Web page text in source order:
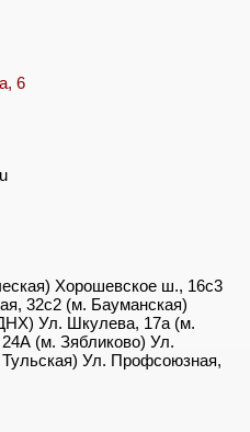
6
Хорошевское ш., 16с3
32с2 (м. Бауманская)
Ул. Шкулева, 17а (м.
(м. Зябликово) Ул.
Ул. Профсоюзная,